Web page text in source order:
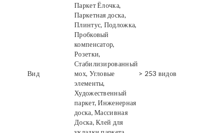
Вид
Паркет Ёлочка,
Паркетная доска,
Плинтус, Подложка,
Пробковый
компенсатор,
Розетки,
Стабилизированный
мох, Угловые
элементы,
Художественный
паркет, Инженерная
доска, Массивная
Доска, Клей для
> 253 видов